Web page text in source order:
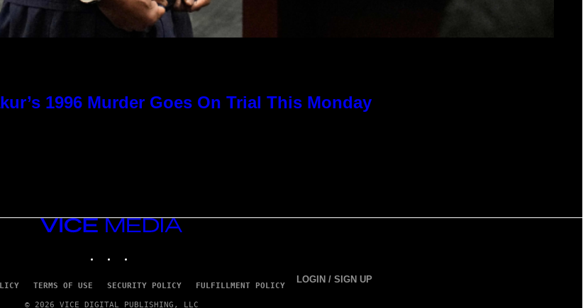
1996 Murder Goes On Trial This Monday
VICE
MEDIA
TERMS OF USE SECURITY POLICY FULFILLMENT POLICY
LOGIN / SIGN UP
© 2026 VICE DIGITAL PUBLISHING, LLC